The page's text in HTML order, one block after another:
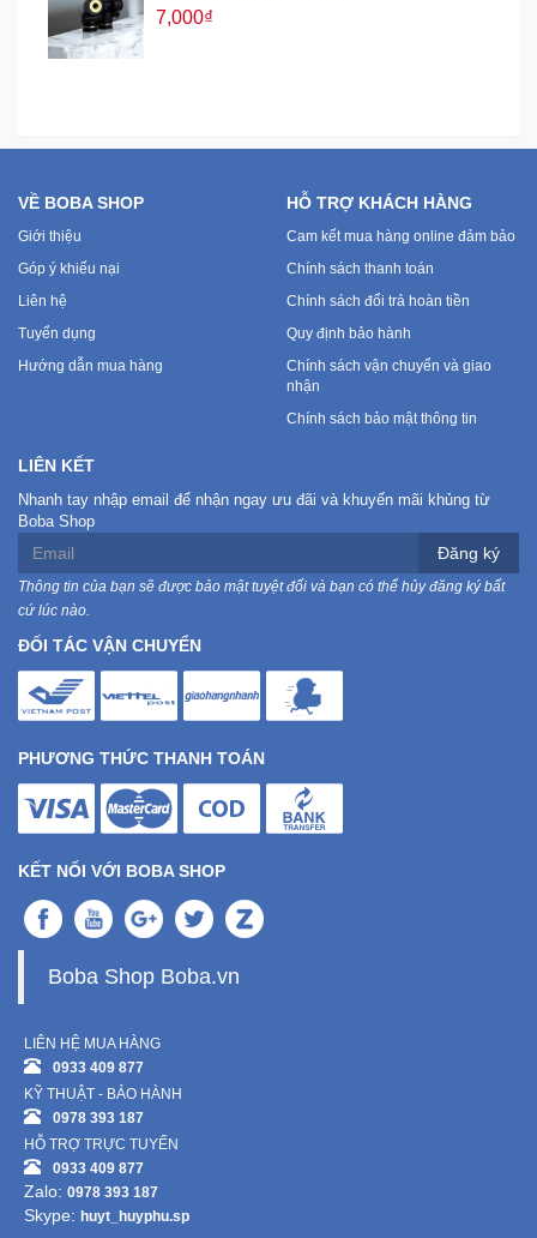
7,000₫
VỀ BOBA SHOP
Giới thiệu
Góp ý khiếu nại
Liên hệ
Tuyển dụng
Hướng dẫn mua hàng
HỖ TRỢ KHÁCH HÀNG
Cam kết mua hàng online đảm bảo
Chính sách thanh toán
Chính sách đổi trả hoàn tiền
Quy định bảo hành
Chính sách vận chuyển và giao
nhận
Chính sách bảo mật thông tin
LIÊN KẾT
Nhanh tay nhập email để nhận ngay ưu đãi và khuyến mãi khủng từ
Boba Shop
Đăng ký
Thông tin của bạn sẽ được bảo mật tuyệt đối và bạn có thể hủy đăng ký bất
cứ lúc nào.
ĐỐI TÁC VẬN CHUYỂN
PHƯƠNG THỨC THANH TOÁN
KẾT NỐI VỚI BOBA SHOP
Boba Shop Boba.vn
LIÊN HỆ MUA HÀNG
0933 409 877
KỸ THUẬT - BẢO HÀNH
0978 393 187
HỖ TRỢ TRỰC TUYẾN
0933 409 877
Zalo: 0978 393 187
Skype: huyt_huyphu.sp